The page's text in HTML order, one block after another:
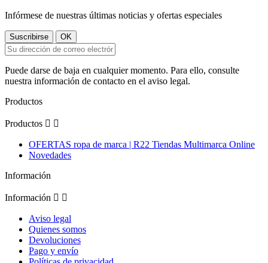
Infórmese de nuestras últimas noticias y ofertas especiales
Puede darse de baja en cualquier momento. Para ello, consulte
nuestra información de contacto en el aviso legal.
Productos
Productos  
OFERTAS ropa de marca | R22 Tiendas Multimarca Online
Novedades
Información
Información  
Aviso legal
Quienes somos
Devoluciones
Pago y envío